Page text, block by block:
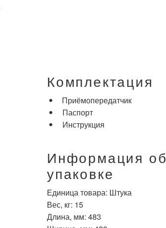
Комплектация
Приёмопередатчик
Паспорт
Инструкция
Информация об
упаковке
Единица товара: Штука
Вес, кг: 15
Длина, мм: 483